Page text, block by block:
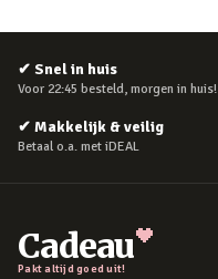
✔ Snel in huis
Voor 22:45 besteld, morgen in huis!
✔ Makkelijk & veilig
Betaal o.a. met iDEAL
Cadeau
Pakt altijd goed uit!